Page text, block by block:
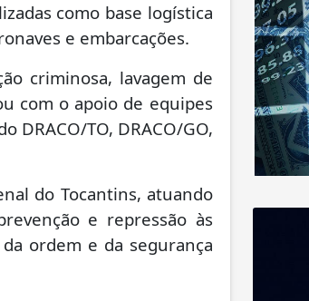
como base logística
e embarcações.
criminosa, lavagem de
com o apoio de equipes
DRACO/TO, DRACO/GO,
do Tocantins, atuando
e repressão às
ordem e da segurança